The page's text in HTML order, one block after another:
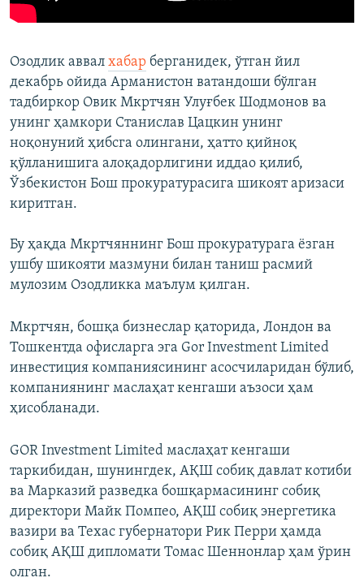
Озодлик аввал хабар берганидек, ўтган йил
декабрь ойида Арманистон ватандоши бўлган
тадбиркор Овик Мкртчян Улуғбек Шодмонов ва
унинг ҳамкори Станислав Цацкин унинг
ноқонуний ҳибсга олингани, ҳатто қийноқ
қўлланишига алоқадорлигини иддао қилиб,
Ўзбекистон Бош прокуратурасига шикоят аризаси
киритган.
Бу ҳақда Мкртчяннинг Бош прокуратурага ёзган
ушбу шикояти мазмуни билан таниш расмий
мулозим Озодликка маълум қилган.
Мкртчян, бошқа бизнеслар қаторида, Лондон ва
Тошкентда офисларга эга Gor Investment Limited
инвестиция компаниясининг асосчиларидан бўлиб,
компаниянинг маслаҳат кенгаши аъзоси ҳам
ҳисобланади.
GOR Investment Limited маслаҳат кенгаши
таркибидан, шунингдек, АҚШ собиқ давлат котиби
ва Марказий разведка бошқармасининг собиқ
директори Майк Помпео, АҚШ собиқ энергетика
вазири ва Техас губернатори Рик Перри ҳамда
собиқ АҚШ дипломати Томас Шеннонлар ҳам ўрин
олган.